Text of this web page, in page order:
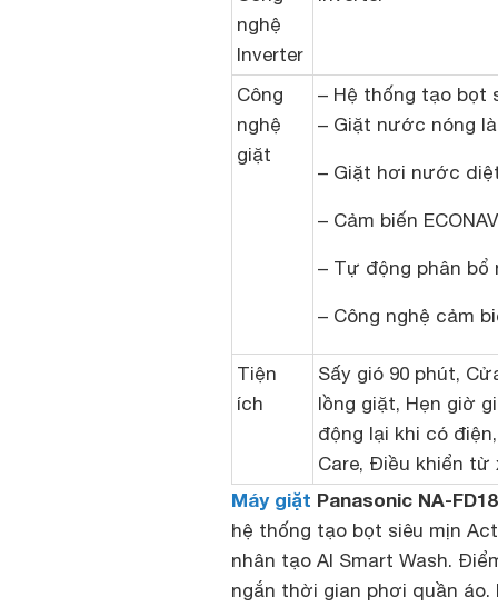
nghệ
Inverter
Công
nghệ
giặt
– Hệ thống tạo bọt
– Giặt nước nóng
– Giặt hơi nước
– Cảm biến
– Tự động phân
– Công nghệ cảm
Tiện
ích
Sấy gió 90 phút,
lồng giặt, Hẹn giờ
động lại khi có
Care, Điều khiển từ
Máy giặt Panasonic NA-
hệ thống tạo bọt siêu mịn
nhân tạo AI Smart Wash.
ngắn thời gian phơi quần